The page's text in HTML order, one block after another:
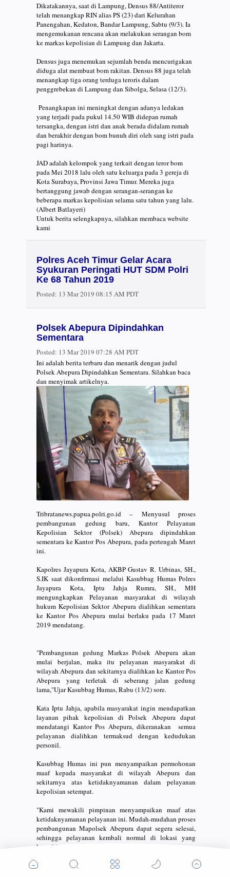
Dikatakannya, saat di Lampung, Densus 88/Antiteror
telah menangkap RIN alias PS (23) dari Kelurahan
Panengahan, Kedaton, Bandar Lampung, Sabtu (9/3). Ia
mengemukanan rencana akan melakukan serangan bom
ke markas kepolisian di Lampung dan Jakarta.
Densus juga menemukan sejumlah benda mencurigakan
diduga alat membuat bom rakitan. Densus 88 juga telah
menangkap tiga orang terduga teroris dalam
penggrebekan di Lampung dan Sibolga, Selasa (12/3).
Penangkapan ini meningkat dengan adanya ledakan
yang terjadi pada pukul 14.50 WIB didepan rumah
tersangka, dengan istri dan anak berada didalam rumah
dan berakhir dengan bom bunuh diri oleh sang istri pada
pagi harinya.
JAD adalah kelompok yang terkait dengan teror bom
pada Mei 2018 lalu oleh satu keluarga pada 3 gereja di
Kota Surabaya, Provinsi Jawa Timur. Mereka juga
bertanggung jawab dengan serangan-serangan ke
beberapa markas kepolisian selama satu tahun yang lalu.
(Albert Batlayeri)
Untuk berita selengkapnya, silahkan membaca website
kami
Polres Aceh Timur Gelar Acara
Syukuran Peringati HUT SDM Polri
Ke 68 Tahun 2019
Posted: 13 Mar 2019 08:15 AM PDT
Polsek Abepura Dipindahkan
Sementara
Posted: 13 Mar 2019 07:28 AM PDT
Ini adalah berita terbaru dan menarik dengan judul
Polsek Abepura Dipindahkan Sementara. Silahkan baca
dan menyimak artikelnya.
Tribratanews.papua.polri.go.id – Menyusul proses
pembangunan gedung baru, Kantor Pelayanan
Kepolisian Sektor (Polsek) Abepura dipindahkan
sementara ke Kantor Pos Abepura, pada pertengah Maret
ini.
Kapolres Jayapura Kota, AKBP Gustav R. Urbinas, SH.,
S.IK saat dikonfirmasi melalui Kasubbag Humas Polres
Jayapura Kota, Iptu Jahja Rumra, SH., MH
mengungkapkan Pelayanan masyarakat di wilayah
hukum Kepolisian Sektor Abepura dialihkan sementara
ke Kantor Pos Abepura mulai berlaku pada 17 Maret
2019 mendatang.
"Pembangunan gedung Markas Polsek Abepura akan
mulai berjalan, maka itu pelayanan masyarakat di
wilayah Abepura dan sekitarnya dialihkan ke Kantor Pos
Abepura yang terletak di seberang jalan gedung
lama,"Ujar Kasubbag Humas, Rabu (13/2) sore.
Kata Iptu Jahja, apabila masyarakat ingin mendapatkan
layanan pihak kepolisian di Polsek Abepura dapat
mendatangi Kantor Pos Abepura, dikeranakan semua
pelayanan dialihkan termaksud dengan kedudukan
personil.
Kasubbag Humas ini pun menyampaikan permohonan
maaf kepada masyarakat di wilayah Abepura dan
sekitarnya atas ketidaknyamanan dalam pelayanan
kepolisian setempat.
"Kami mewakili pimpinan menyampaikan maaf atas
ketidaknyamanan pelayanan ini. Mudah-mudahan proses
pembangunan Mapolsek Abepura dapat segera selesai,
sehingga pelayanan kembali normal di lokasi yang
lama," Pungkas Iptu Jahja Rumra, SH., MH. (*)
Penulis. : Andi